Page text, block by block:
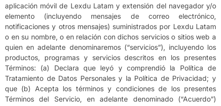
aplicación móvil de Lexdu Latam y extensión del navegador y/o
elemento (incluyendo mensajes de correo electrónico,
notificaciones y otros mensajes) suministrados por Lexdu Latam
o en su nombre, o en relación con dichos servicios o sitios web a
quien en adelante denominaremos (“servicios”), incluyendo los
productos, programas y servicios descritos en los presentes
Términos: (a) Declara que leyó y comprendió la Política de
Tratamiento de Datos Personales y la Política de Privacidad; y
que (b) Acepta los términos y condiciones de los presentes
Términos del Servicio, en adelante denominado (“Acuerdo”)